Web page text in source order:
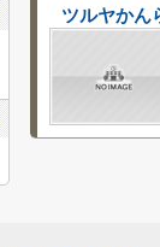
ツルヤかん